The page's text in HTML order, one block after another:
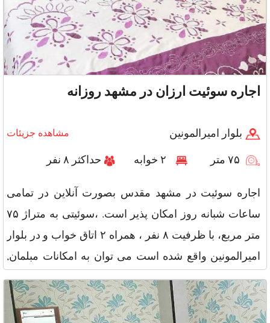
اجاره سوئیت ارزان در مشهد روزانه
بلوار امیرالمونین مشاهده جزیئات
حداکثر ۸ نفر
اجاره سوئیت در مشهد مقدس بصورت آنلاین در تمامی
ساعات شبانه روز امکان پذیر است. ،سوئیتی به متراژ ۷۵
متر مربع، با ظرفیت ۸ نفر ، همراه ۲ اتاق خواب و در بلوار
امیرالمونین واقع شده است می توان به امکانات مبلمان,
تلویزیون, سی